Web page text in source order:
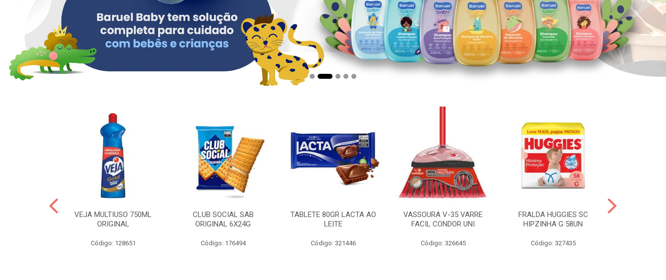
VEJA MULTIUSO 750ML
ORIGINAL
Código: 128651
CLUB SOCIAL SAB
ORIGINAL 6X24G
Código: 176494
TABLETE 80GR LACTA AO
LEITE
Código: 321446
VASSOURA V-35 VARRE
FACIL CONDOR UNI
Código: 326645
FRALDA HUGGIES SC
HIPZINHA G 58UN
Código: 327435